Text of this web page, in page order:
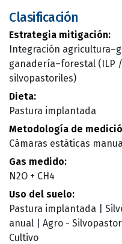
Clasificación
Estrategia mitigación:
Integración
ganadería–forestal (ILP
silvopastoriles)
Dieta:
Pastura implantada
Metodología de
Cámaras estáticas
Gas medido:
N2O + CH4
Uso del suelo:
Pastura implantada
anual
Agro -
Cultivo